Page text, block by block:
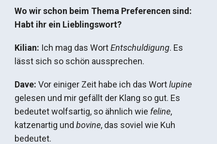
Wo wir schon beim Thema Preferencen sind:
Habt ihr ein Lieblingswort?
Kilian: Ich mag das WortEntschuldigung. Es
lässt sich so schön aussprechen.
Dave: Vor einiger Zeit habe ich das Wortlupine
gelesen und mir gefällt der Klang so gut. Es
bedeutet wolfsartig, so ähnlich wie feline,
katzenartig und bovine, das soviel wie Kuh
bedeutet.